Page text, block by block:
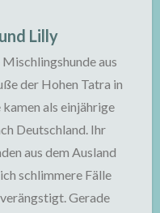
Lilly
aus
der Hohen Tatra in
als einjährige
Deutschland. Ihr
aus dem Ausland
schlimmere Fälle
Gerade